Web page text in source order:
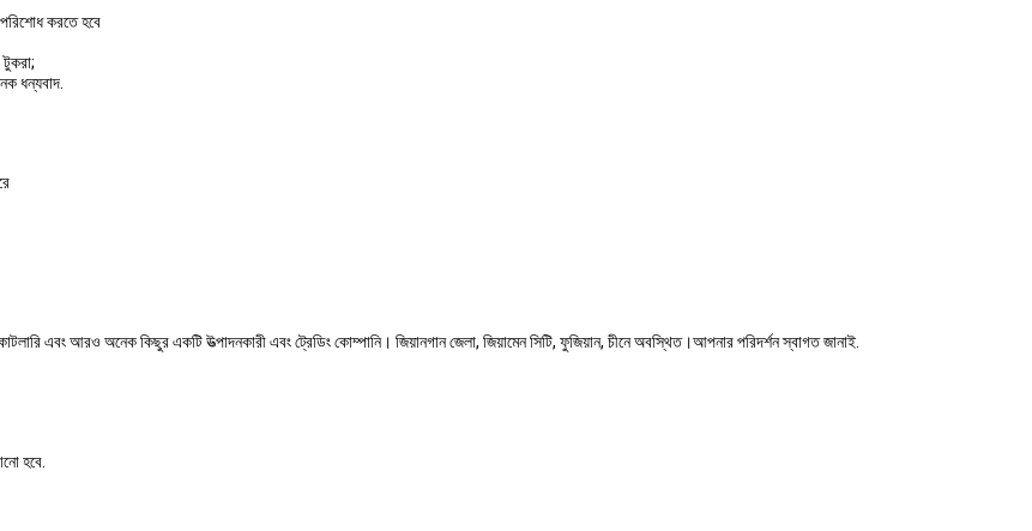
করতে হবে
ধন্যবাদ.
এবং আরও অনেক কিছুর একটি উত্পাদনকারী এবং ট্রেডিং কোম্পানি। জিয়ানগান জেলা, জিয়ামেন সিটি, ফুজিয়ান, চীনে অবস্থিত।আপনার পরিদর্শন স্বাগত জানাই.
হবে.